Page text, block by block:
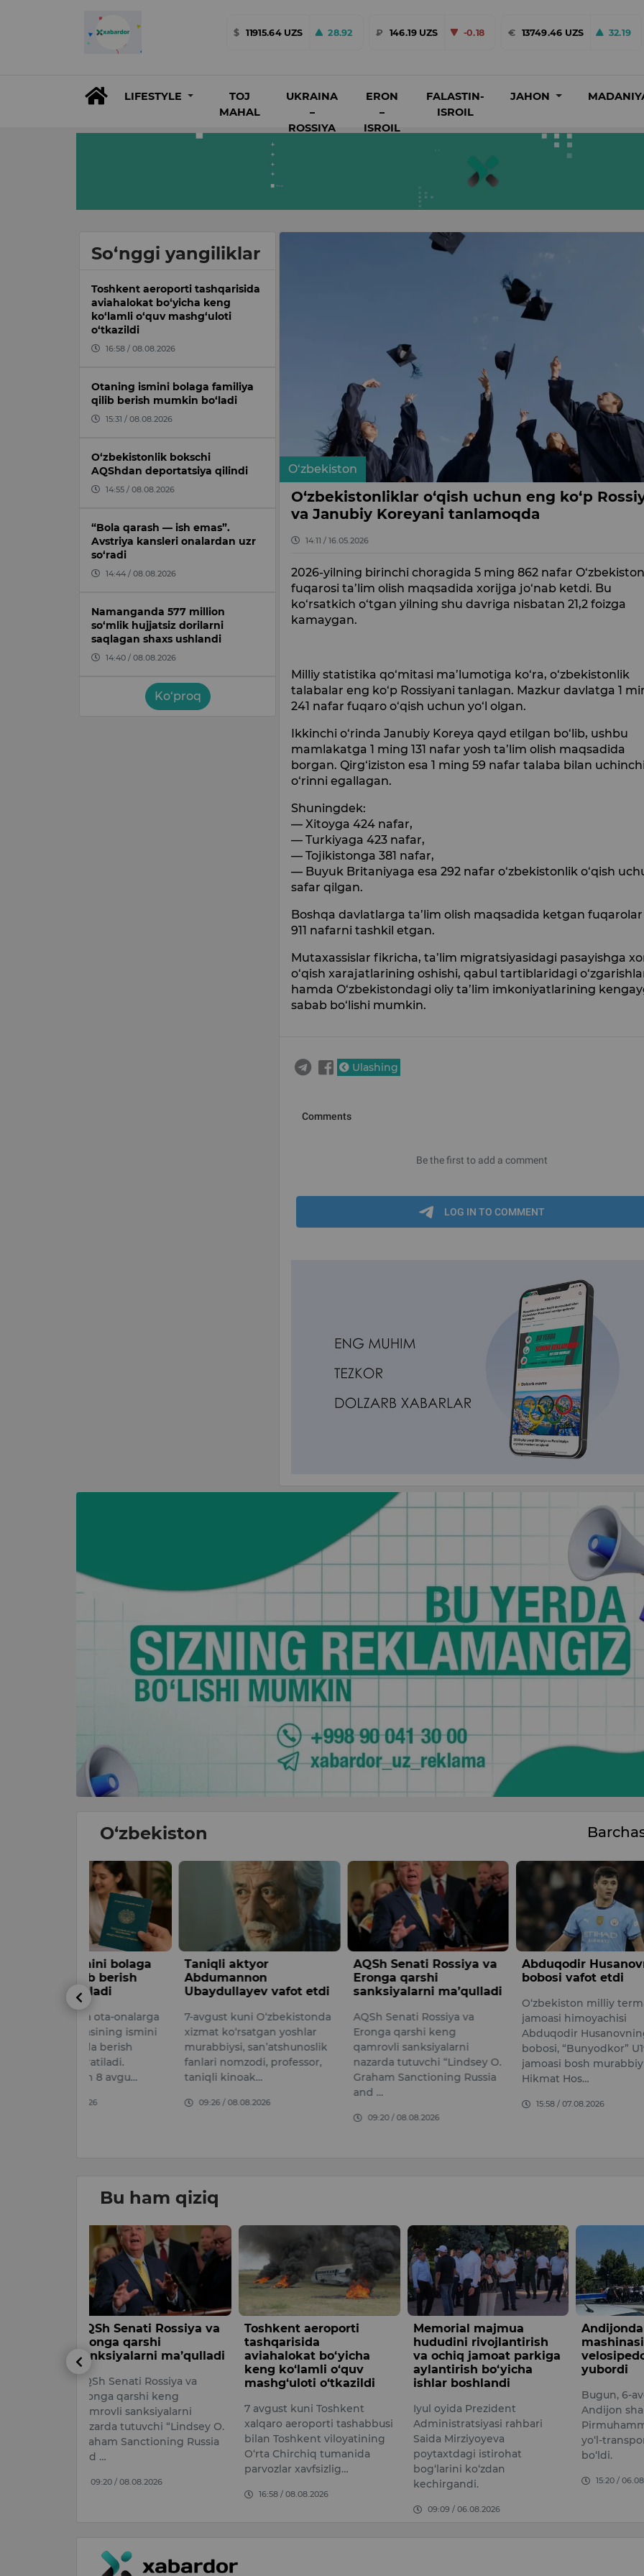
$ 11915.64 UZS 28.92 ₽ 146.19 UZS -0.18 € 13749.46 UZS 32.19
LIFESTYLE
TOJ
MAHAL
UKRAINA
–
ROSSIYA
ERON
–
ISROIL
FALASTIN-
ISROIL
JAHON
So‘nggi yangiliklar
Toshkent aeroporti tashqarisida
aviahalokat bo‘yicha keng
ko‘lamli o‘quv mashg‘uloti
o‘tkazildi
16:58 / 08.08.2026
Otaning ismini bolaga familiya
qilib berish mumkin bo‘ladi
15:31 / 08.08.2026
O‘zbekistonlik bokschi
AQShdan deportatsiya qilindi
14:55 / 08.08.2026
“Bola qarash — ish emas”.
Avstriya kansleri onalardan uzr
so‘radi
14:44 / 08.08.2026
Namanganda 577 million
so‘mlik hujjatsiz dorilarni
saqlagan shaxs ushlandi
14:40 / 08.08.2026
Ko‘proq
O‘zbekiston
O‘zbekistonliklar o‘qish uchun eng ko‘p
va Janubiy Koreyani tanlamoqda
14:11 / 16.05.2026
2026-yilning birinchi choragida 5 ming 862 nafar
fuqarosi ta’lim olish maqsadida xorijga jo‘nab ketdi. Bu
ko‘rsatkich o‘tgan yilning shu davriga nisbatan 21,2 foizga
kamaygan.
Milliy statistika qo‘mitasi ma’lumotiga ko‘ra, o‘zbekistonlik
talabalar eng ko‘p Rossiyani tanlagan. Mazkur davlatga 1
241 nafar fuqaro o‘qish uchun yo‘l olgan.
Ikkinchi o‘rinda Janubiy Koreya qayd etilgan bo‘lib, ushbu
mamlakatga 1 ming 131 nafar yosh ta’lim olish maqsadida
borgan. Qirg‘iziston esa 1 ming 59 nafar talaba bilan
o‘rinni egallagan.
Shuningdek:
— Xitoyga 424 nafar,
— Turkiyaga 423 nafar,
— Tojikistonga 381 nafar,
— Buyuk Britaniyaga esa 292 nafar o‘zbekistonlik o‘qish
safar qilgan.
Boshqa davlatlarga ta’lim olish maqsadida ketgan
911 nafarni tashkil etgan.
Mutaxassislar fikricha, ta’lim migratsiyasidagi pasayishga
o‘qish xarajatlarining oshishi, qabul tartiblaridagi
hamda O‘zbekistondagi oliy ta’lim imkoniyatlarining
sabab bo‘lishi mumkin.
Ulashing
O‘zbekiston
Taniqli aktyor
Abdumannon
Ubaydullayev vafot etdi
7-avgust kuni O‘zbekistonda
xizmat ko‘rsatgan yoshlar
murabbiysi, san’atshunoslik
fanlari nomzodi, professor,
taniqli kinoak…
AQSh Senati Rossiya va
Eronga qarshi
sanksiyalarni ma’qulladi
AQSh Senati Rossiya va
Eronga qarshi keng
qamrovli sanksiyalarni
nazarda tutuvchi “Lindsey O.
Graham Sanctioning Russia
Abduqodir Husanovning
bobosi vafot etdi
O‘zbekiston milliy terma
jamoasi himoyachisi
Abduqodir Husanovning
bobosi, “Bunyodkor” U19
jamoasi bosh murabbiyi
Hikmat Hos…
Qulay
aniq
Bu ham qiziq
ma’qulladi
Toshkent aeroporti
tashqarisida
aviahalokat bo‘yicha
mashg‘uloti o‘tkazildi
7 avgust kuni Toshkent
xalqaro aeroporti tashabbusi
bilan Toshkent viloyatining
O‘rta Chirchiq tumanida
Memorial majmua
hududini rivojlantirish
va ochiq jamoat parkiga
aylantirish bo‘yicha
ishlar boshlandi
Iyul oyida Prezident
Administratsiyasi rahbari
Saida Mirziyoyeva
poytaxtdagi istirohat
bog‘larini ko‘zdan
Andijonda yuk
mashinasi
velosipedchini urib
yubordi
Andijon shahrining
Pirmuhammedov ko‘chasida
yo‘l-transport hodisasi sodir
bo‘ldi.
15:20 / 06.08.2026
dan 8
16:45 /